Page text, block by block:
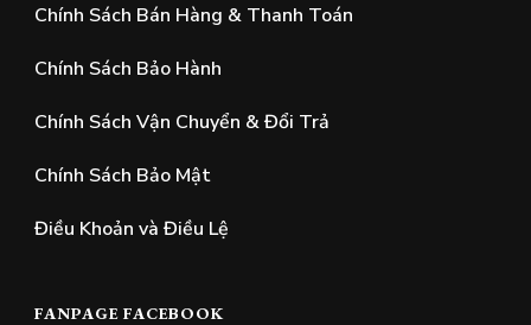
Chính Sách Bán Hàng & Thanh Toán
Chính Sách Bảo Hành
Chính Sách Vận Chuyển & Đổi Trả
Chính Sách Bảo Mật
Điều Khoản và Điều Lệ
FANPAGE FACEBOOK